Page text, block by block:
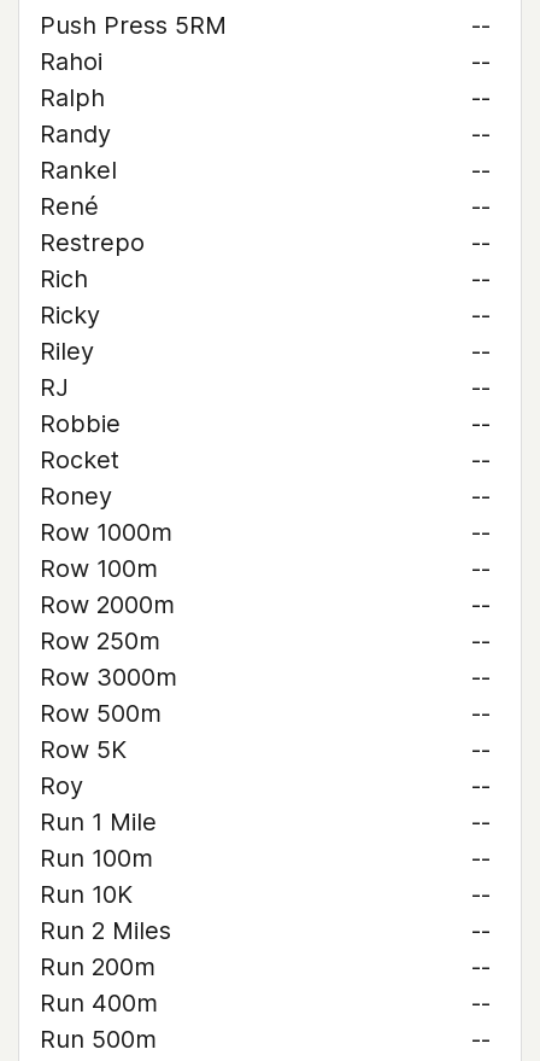
Push Press 5RM
--
Rahoi
--
Ralph
--
Randy
--
Rankel
--
René
--
Restrepo
--
Rich
--
Ricky
--
Riley
--
RJ
--
Robbie
--
Rocket
--
Roney
--
Row 1000m
--
Row 100m
--
Row 2000m
--
Row 250m
--
Row 3000m
--
Row 500m
--
Row 5K
--
Roy
--
Run 1 Mile
--
Run 100m
--
Run 10K
--
Run 2 Miles
--
Run 200m
--
Run 400m
--
Run 500m
--